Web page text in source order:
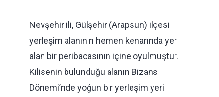
Nevşehir ili, Gülşehir (Arapsun) ilçesi
yerleşim alanının hemen kenarında yer
alan bir peribacasının içine oyulmuştur.
Kilisenin bulunduğu alanın Bizans
Dönemi’nde yoğun bir yerleşim yeri